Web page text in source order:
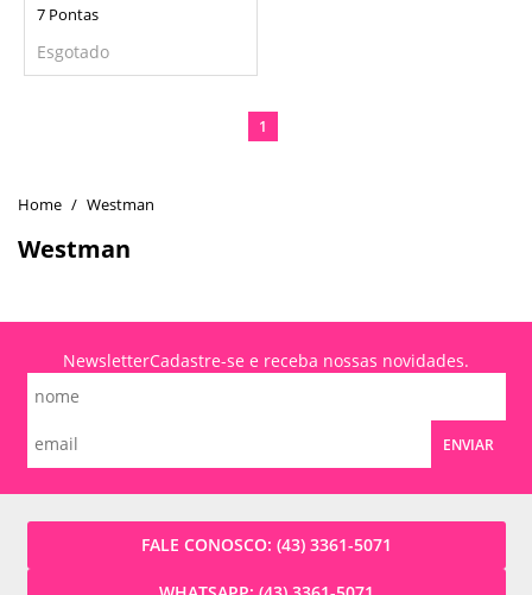
Westman
Westman
7 Pontas
Esgotado
1
NewsletterCadastre-se e receba nossas novidades.
ENVIAR
FALE CONOSCO: (43) 3361-5071